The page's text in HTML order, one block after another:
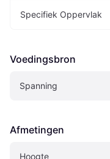
Specifiek Oppervlak
Voedingsbron
Spanning
Afmetingen
Hoogte